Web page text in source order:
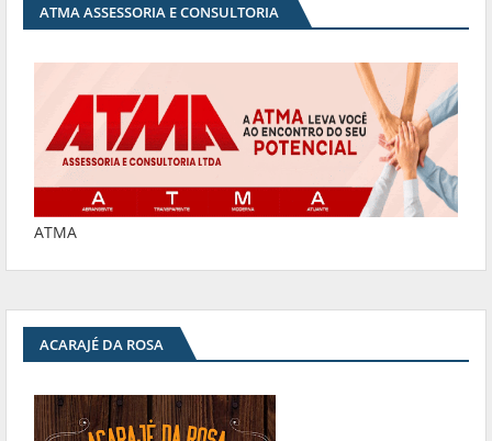
ATMA ASSESSORIA E CONSULTORIA
ATMA
ACARAJÉ DA ROSA